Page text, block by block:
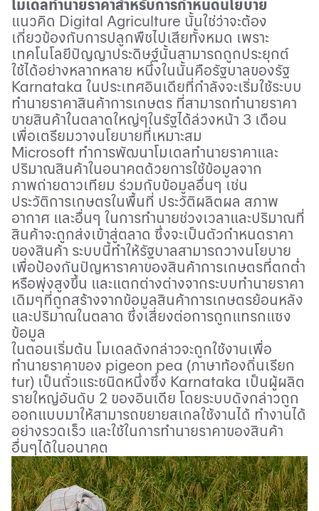
โมเดลทำนายราคาสำหรับการกำหนดนโยบาย
แนวคิด Digital Agriculture นั้นใช่ว่าจะต้อง
เกี่ยวข้องกับการปลูกพืชไปเสียทั้งหมด เพราะ
เทคโนโลยีปัญญาประดิษฐ์นั้นสามารถถูกประยุกต์
ใช้ได้อย่างหลากหลาย หนึ่งในนั้นคือรัฐบาลของรัฐ
Karnataka ในประเทศอินเดียที่กำลังจะเริ่มใช้ระบบ
ทำนายราคาสินค้าการเกษตร ที่สามารถทำนายราคา
ขายสินค้าในตลาดใหญ่ๆในรัฐได้ล่วงหน้า 3 เดือน
เพื่อเตรียมวางนโยบายที่เหมาะสม
Microsoft ทำการพัฒนาโมเดลทำนายราคาและ
ปริมาณสินค้าในอนาคตด้วยการใช้ข้อมูลจาก
ภาพถ่ายดาวเทียม ร่วมกับข้อมูลอื่นๆ เช่น
ประวัติการเกษตรในพื้นที่ ประวัติผลิตผล สภาพ
อากาศ และอื่นๆ ในการทำนายช่วงเวลาและปริมาณที่
สินค้าจะถูกส่งเข้าสู่ตลาด ซึ่งจะเป็นตัวกำหนดราคา
ของสินค้า ระบบนี้ทำให้รัฐบาลสามารถวางนโยบาย
เพื่อป้องกันปัญหาราคาของสินค้าการเกษตรที่ตกต่ำ
หรือพุ่งสูงขึ้น และแตกต่างต่างจากระบบทำนายราคา
เดิมๆที่ถูกสร้างจากข้อมูลสินค้าการเกษตรย้อนหลัง
และปริมาณในตลาด ซึ่งเสี่ยงต่อการถูกแทรกแซง
ข้อมูล
ในตอนเริ่มต้น โมเดลดังกล่าวจะถูกใช้งานเพื่อ
ทำนายราคาของ pigeon pea (ภาษาท้องถิ่นเรียก
tur) เป็นถั่วแระชนิดหนึ่งซึ่ง Karnataka เป็นผู้ผลิต
รายใหญ่อันดับ 2 ของอินเดีย โดยระบบดังกล่าวถูก
ออกแบบมาให้สามารถขยายสเกลใช้งานได้ ทำงานได้
อย่างรวดเร็ว และใช้ในการทำนายราคาของสินค้า
อื่นๆได้ในอนาคต